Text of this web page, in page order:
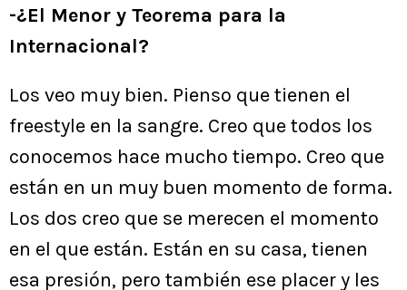
-¿El Menor y Teorema para la
Internacional?
Los veo muy bien. Pienso que tienen el
freestyle en la sangre. Creo que todos los
conocemos hace mucho tiempo. Creo que
están en un muy buen momento de forma.
Los dos creo que se merecen el momento
en el que están. Están en su casa, tienen
esa presión, pero también ese placer y les